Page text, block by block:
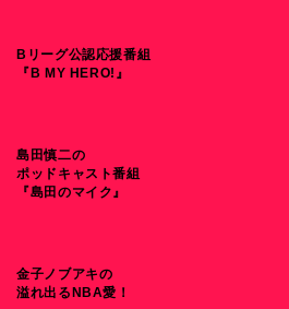
Bリーグ公認応援番組
『B MY HERO!』
島田慎二の
ポッドキャスト番組
『島田のマイク』
金子ノブアキの
溢れ出るNBA愛！